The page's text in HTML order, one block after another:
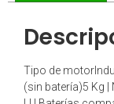
Tipo de
(sin batería)5 Kg |